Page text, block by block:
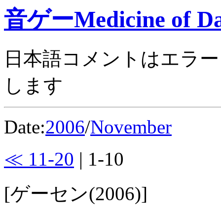
音ゲーMedicine of
日本語コメントはエラ
します
Date:2006/November
≪ 11-20 | 1-10
[ゲーセン(2006)]